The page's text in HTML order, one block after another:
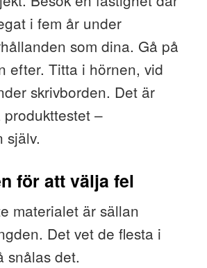
i fem år under
som dina. Gå på
efter. Titta i hörnen, vid
skrivborden. Det är
–
själv.
för att välja fel
materialet är sällan
Det vet de flesta i
snålas det.